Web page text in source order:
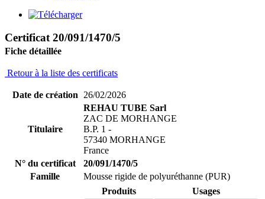
Certificat 20/091/1470/5
Fiche détaillée
Retour à la liste des certificats
Date de création 26/02/2026
Titulaire
REHAU TUBE Sarl
ZAC DE MORHANGE
B.P. 1 -
57340 MORHANGE
France
N° du certificat
20/091/1470/5
Famille
Mousse rigide de polyuréthanne (PUR)
Produits
Usages